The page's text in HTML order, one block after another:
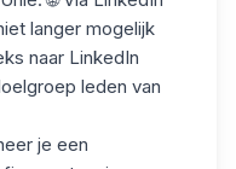
langer mogelijk
naar LinkedIn
leden van
je een